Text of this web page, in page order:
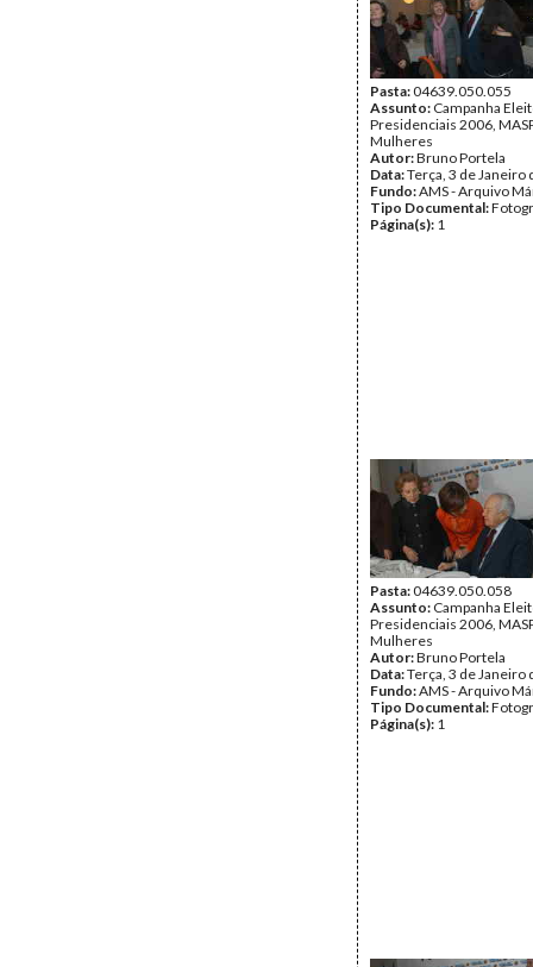
Pasta:04639.050.055
Assunto: Campanha
Presidenciais 2006,
Mulheres
Autor:Bruno Portela
Data:Terça, 3 de Janeiro
Fundo:AMS - Arquivo
Tipo Documental:
Página(s): 1
Pasta:04639.050.058
Assunto: Campanha
Presidenciais 2006,
Mulheres
Autor:Bruno Portela
Data:Terça, 3 de Janeiro
Fundo:AMS - Arquivo
Tipo Documental:
Página(s): 1